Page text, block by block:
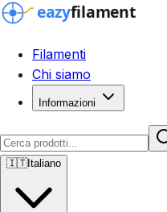
Filamenti
Chi siamo
Informazioni
🇮🇹Italiano